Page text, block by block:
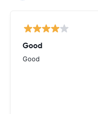
Good
Good